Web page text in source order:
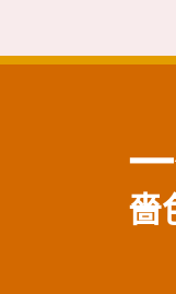
嗇